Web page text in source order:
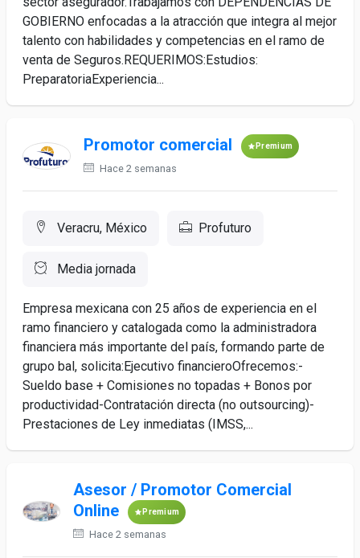
GOBIERNO enfocadas a la atracción que integra al mejor
talento con habilidades y competencias en el ramo de
venta de Seguros.REQUERIMOS:Estudios:
PreparatoriaExperiencia...
Promotor comercial Premium
Hace 2 semanas
Veracru, México Profuturo
Media jornada
Empresa mexicana con 25 años de experiencia en el
ramo financiero y catalogada como la administradora
financiera más importante del país, formando parte de
grupo bal, solicita:Ejecutivo financieroOfrecemos:-
Sueldo base + Comisiones no topadas + Bonos por
productividad-Contratación directa (no outsourcing)-
Prestaciones de Ley inmediatas (IMSS,...
Asesor / Promotor Comercial
Online
Premium
Hace 2 semanas